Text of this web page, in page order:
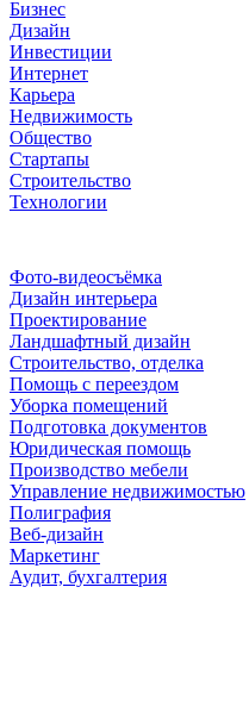
Бизнес
Дизайн
Инвестиции
Интернет
Карьера
Недвижимость
Общество
Стартапы
Строительство
Технологии
Фото-видеосъёмка
Дизайн интерьера
Проектирование
Ландшафтный дизайн
Строительство, отделка
Помощь с переездом
Уборка помещений
Подготовка документов
Юридическая помощь
Производство мебели
Управление недвижимостью
Полиграфия
Веб-дизайн
Маркетинг
Аудит, бухгалтерия